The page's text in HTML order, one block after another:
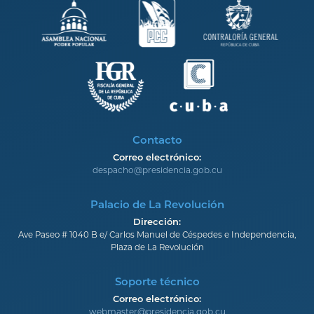
Contacto
Correo electrónico:
despacho@presidencia.gob.cu
Palacio de La Revolución
Dirección:
Ave Paseo # 1040 B e/ Carlos Manuel de Céspedes e Independencia,
Plaza de La Revolución
Soporte técnico
Correo electrónico:
webmaster@presidencia.gob.cu